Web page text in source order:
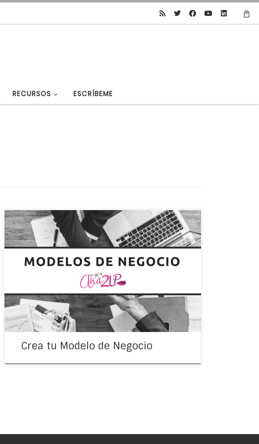
RECURSOS ESCRÍBEME
¿Tienes un negocio o una idea de negocio? Este
artículo te puede servir para innovar mientras creas tu
modelo de negocio o darle la claridad que requiere la
Crea tu Modelo de Negocio